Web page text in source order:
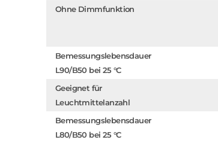
Ohne Dimmfunktion
Bemessungslebensdauer
L90/B50 bei 25 °C
Geeignet für
Leuchtmittelanzahl
Bemessungslebensdauer
L80/B50 bei 25 °C